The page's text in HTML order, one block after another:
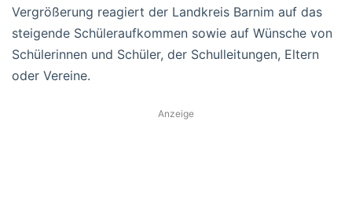
Vergrößerung reagiert der Landkreis Barnim auf das
steigende Schüleraufkommen sowie auf Wünsche von
Schülerinnen und Schüler, der Schulleitungen, Eltern
oder Vereine.
Anzeige